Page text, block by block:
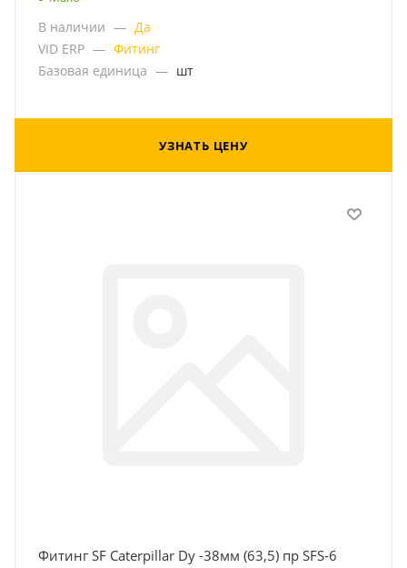
В наличии — Да
VID ERP — Фитинг
Базовая единица — шт
УЗНАТЬ ЦЕНУ
Фитинг SF Caterpillar Dу -38мм (63,5) пр SFS-6